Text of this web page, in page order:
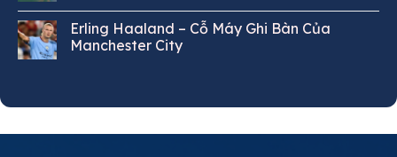
Erling Haaland – Cỗ Máy Ghi Bàn Của
Manchester City